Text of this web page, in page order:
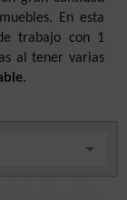
En esta
trabajo con 1
al tener varias
.
